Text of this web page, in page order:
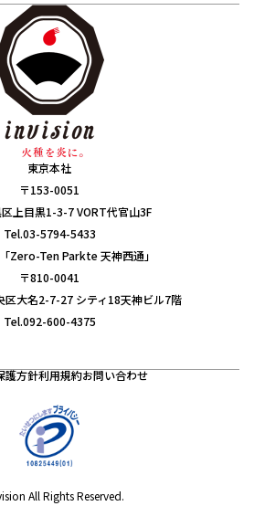
東京本社
〒153-0051
上目黒1-3-7 VORT代官山3F
Tel.03-5794-5433
Zero-Ten Parkte 天神西通」
〒810-0041
区大名2-7-27 シティ18天神ビル7階
Tel.092-600-4375
護方針利用規約お問い合わせ
All Rights Reserved.